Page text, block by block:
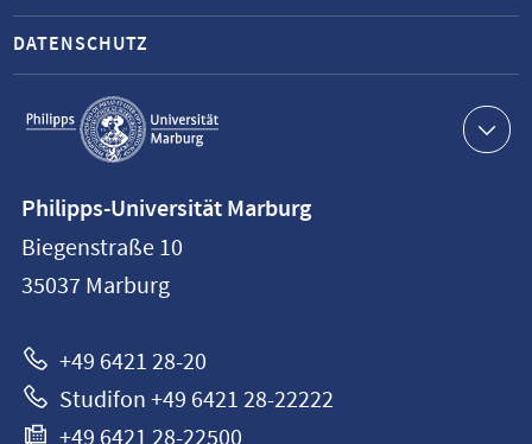
Service-
Navigation
DATENSCHUTZ
Philipps-
Universität
Marburg
Philipps-Universität Marburg
Biegenstraße 10
35037 Marburg
+49 6421 28-20
Studifon +49 6421 28-22222